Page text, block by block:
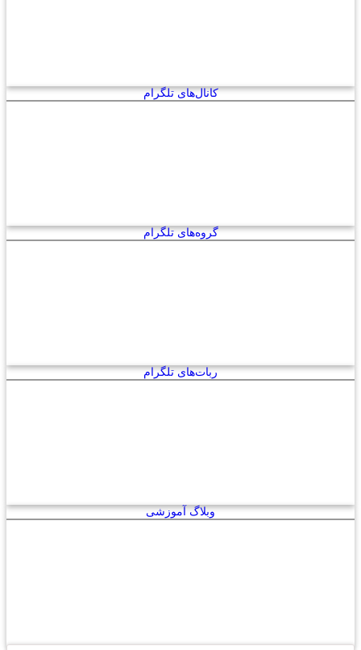
کانال‌های تلگرام
گروه‌های تلگرام
ربات‌های تلگرام
وبلاگ آموزشی